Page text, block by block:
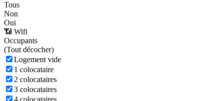
Tous
Non
Oui
📶 Wifi
Occupants
(Tout décocher)
Logement vide
1 colocataire
2 colocataires
3 colocataires
4 colocataires